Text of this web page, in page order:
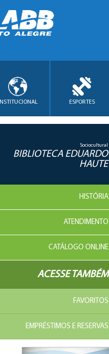
INSTITUCIONAL ESPORTES
Sociocultural
BIBLIOTECA EDUARDO
HAUTE
HISTÓRIA
ATENDIMENTO
CATÁLOGO ONLINE
ACESSE TAMBÉM
FAVORITOS
EMPRÉSTIMOS E RESERVAS